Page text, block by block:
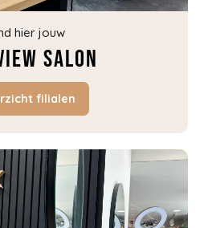
hier jouw
salon
filialen